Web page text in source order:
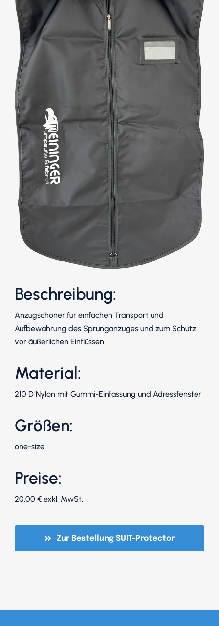
Beschreibung:
Anzugschoner für einfachen Transport und
Aufbewahrung des Sprunganzuges und zum Schutz
vor äußerlichen Einflüssen.
Material:
210 D Nylon mit Gummi-Einfassung und Adressfenster
Größen:
one-size
Preise:
20,00 € exkl. MwSt.
Zur Bestellung SUIT-Protector